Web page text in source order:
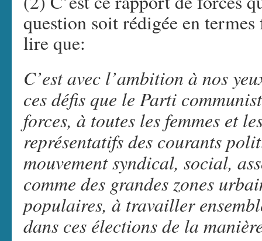
question soit rédigée en
lire que:
C’est avec l’ambition à nos
ces défis que le Parti
forces, à toutes les femmes et
représentatifs des courants
mouvement syndical, social,
comme des grandes zones
populaires, à travailler
dans ces élections de la